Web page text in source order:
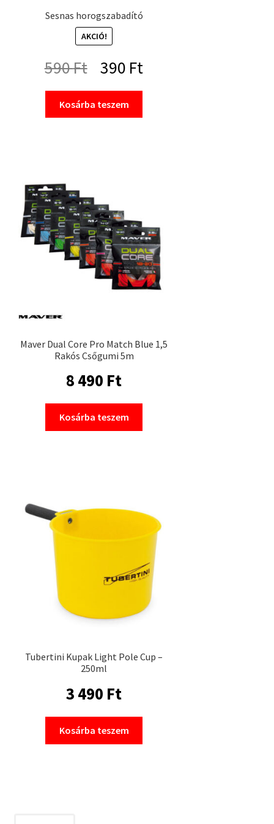
Sesnas horogszabadító
AKCIÓ!
590Ft
Original
price
was:
390 Ft
Kosárba teszem
Maver Dual Core Pro Match Blue 1,5
Rakós Csőgumi 5m
8 490 Ft
Kosárba teszem
Tubertini Kupak Light Pole Cup –
250ml
3 490 Ft
Kosárba teszem